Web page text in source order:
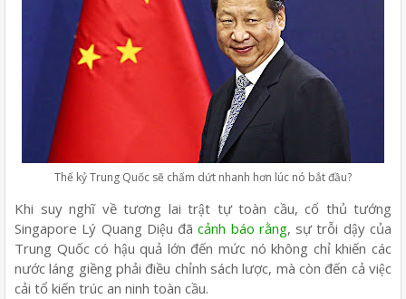
Thế kỷ Trung Quốc sẽ chấm dứt nhanh hơn lúc nó bắt đầu?
Khi suy nghĩ về tương lai trật tự toàn cầu, cố thủ tướng
Singapore Lý Quang Diệu đãcảnh báo rằng, sự trỗi dậy của
Trung Quốc có hậu quả lớn đến mức nó không chỉ khiến các
nước láng giềng phải điều chỉnh sách lược, mà còn đến cả việc
cải tổ kiến trúc an ninh toàn cầu.